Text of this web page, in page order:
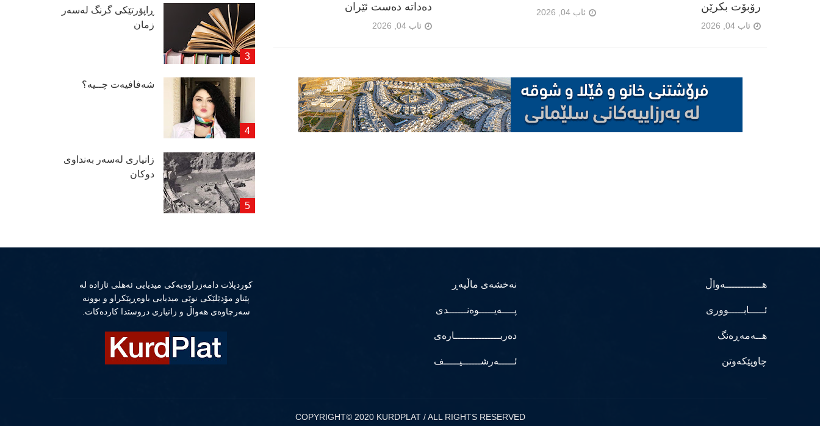
دەداتە دەست ئێران
ئاب 04, 2026
ئاب 04, 2026
رۆبۆت بکرێن
ئاب 04, 2026
ڕاپۆرتێكی گرنگ لەسەر
زمان
شەفافیەت چــیە؟
زانیاری لەسەر بەنداوی
دوكان
هــــــــــــەواڵ
ئـــــابـــــووری
هــەمەڕەنگ
چاوپێکەوتن
نەخشەی ماڵپەڕ
پــــەیـــــوەنــــــدی
دەربـــــــــــــــارەی
ئـــــەرشــــــیـــــف
كوردپلات دامەزراوەیەكی میدیایی ئەهلی ئازادە لە
پێناو مۆدێلێكی نوێی میدیایی باوەڕپێكراو و بوونە
سەرچاوەی هەواڵ و زانیاری دروستدا كاردەكات.
COPYRIGHT© 2020 KURDPLAT / ALL RIGHTS RESERVED